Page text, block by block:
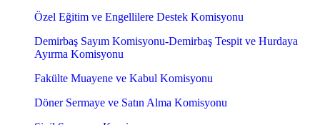
Özel Eğitim ve Engellilere Destek Komisyonu
Demirbaş Sayım Komisyonu-Demirbaş Tespit ve Hurdaya
Ayırma Komisyonu
Fakülte Muayene ve Kabul Komisyonu
Döner Sermaye ve Satın Alma Komisyonu